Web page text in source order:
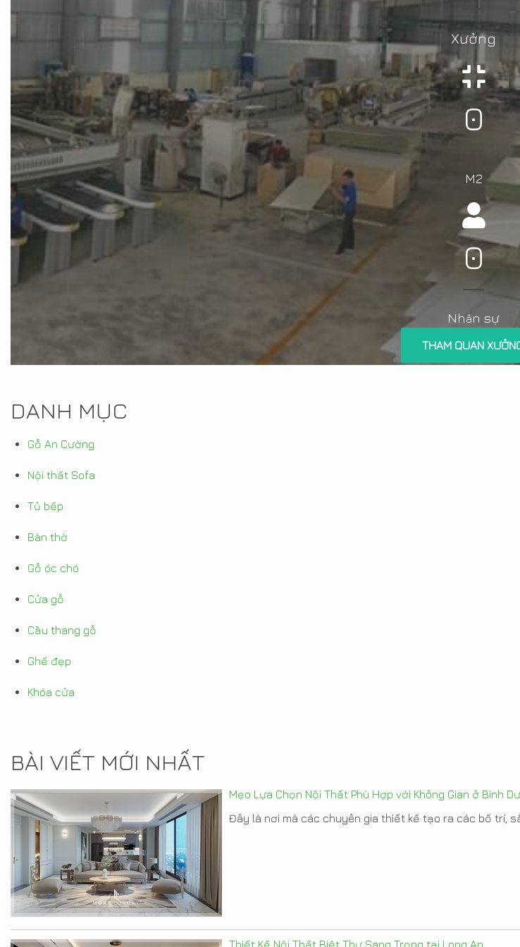
Xưởng
0
M2
0
Nhân sự
THAM QUAN
DANH MỤC
Gỗ An Cường
Nội thất Sofa
Tủ bếp
Bàn thờ
Gỗ óc chó
Cửa gỗ
Cầu thang gỗ
Ghế đẹp
Khóa cửa
BÀI VIẾT MỚI NHẤT
Mẹo Lựa Chọn Nội Thất Phù Hợp với Không Gian ở Bình
Đây là nơi mà các chuyên gia thiết kế tạo ra các bố trí,
Thiết Kế Nội Thất Biệt Thự Sang Trọng tại Long An